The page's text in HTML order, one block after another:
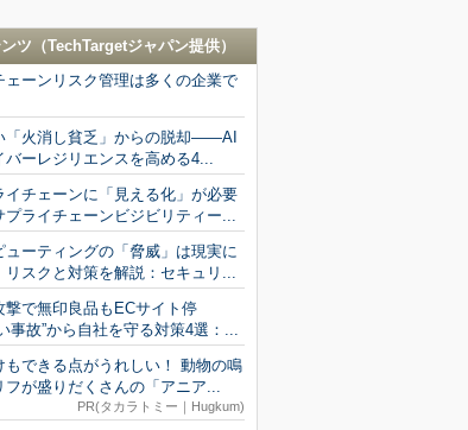
ツ（TechTargetジャパン提供）
ェーンリスク管理は多くの企業で
「火消し貧乏」からの脱却――AI
バーレジリエンスを高める4...
イチェーンに「見える化」が必要
プライチェーンビジビリティー...
ューティングの「脅威」は現実に
スクと対策を解説：セキュリ...
撃で無印良品もECサイト停
故”から自社を守る対策4選：...
もできる点がうれしい！ 動物の鳴
フが盛りだくさんの「アニア...
PR(タカラトミー｜Hugkum)